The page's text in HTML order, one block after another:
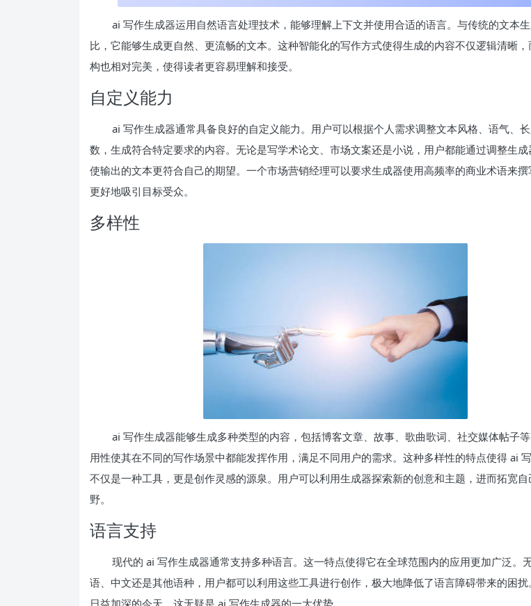
ai 写作生成器运用自然语言处理技术，能够理解上下文并使用合适的语言。与传统的文本
比，它能够生成更自然、更流畅的文本。这种智能化的写作方式使得生成的内容不仅逻辑清晰
构也相对完美，使得读者更容易理解和接受。
自定义能力
ai 写作生成器通常具备良好的自定义能力。用户可以根据个人需求调整文本风格、语气、
数，生成符合特定要求的内容。无论是写学术论文、市场文案还是小说，用户都能通过调整生成
使输出的文本更符合自己的期望。一个市场营销经理可以要求生成器使用高频率的商业术语来撰
更好地吸引目标受众。
多样性
ai 写作生成器能够生成多种类型的内容，包括博客文章、故事、歌曲歌词、社交媒体帖子
用性使其在不同的写作场景中都能发挥作用，满足不同用户的需求。这种多样性的特点使得 ai
不仅是一种工具，更是创作灵感的源泉。用户可以利用生成器探索新的创意和主题，进而拓宽
野。
语言支持
现代的 ai 写作生成器通常支持多种语言。这一特点使得它在全球范围内的应用更加广泛。
语、中文还是其他语种，用户都可以利用这些工具进行创作，极大地降低了语言障碍带来的困
日益加深的今天，这无疑是 ai 写作生成器的一大优势。